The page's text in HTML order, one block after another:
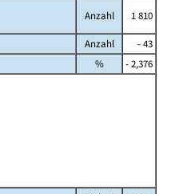
Anzahl 1 810
Anzahl
- 43
%
- 2,376